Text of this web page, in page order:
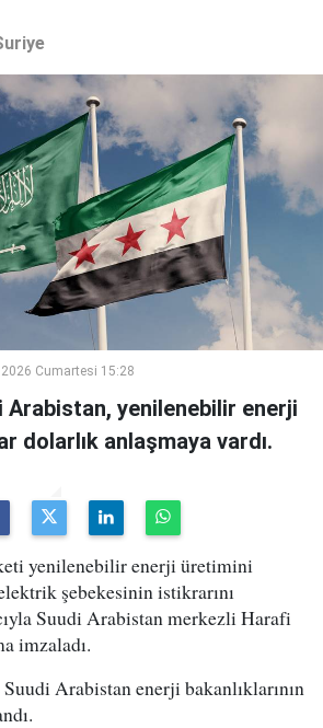
Cumartesi 15:28
Arabistan, yenilenebilir enerji
dolarlık anlaşmaya vardı.
yenilenebilir enerji üretimini
şebekesinin istikrarını
Suudi Arabistan merkezli Harafi
imzaladı.
Arabistan enerji bakanlıklarının